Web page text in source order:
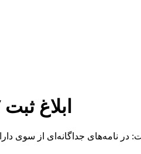
ابلاغ ثبت ۷ اثر ملی میراث‌ فرهنگی ناملموس در فارس